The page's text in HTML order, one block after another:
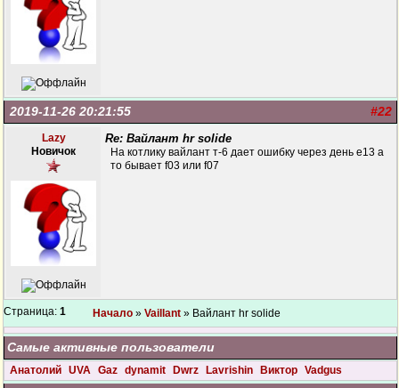
#22
2019-11-26 20:21:55
Lazy
Новичок
Re: Вайлант hr solide
На котлику вайлант т-6 дает ошибку через день е13 а
то бывает f03 или f07
Страница: 1 Начало » Vaillant » Вайлант hr solide
Самые активные пользователи
Анатолий UVA Gaz dynamit Dwrz Lavrishin Виктор Vadgus